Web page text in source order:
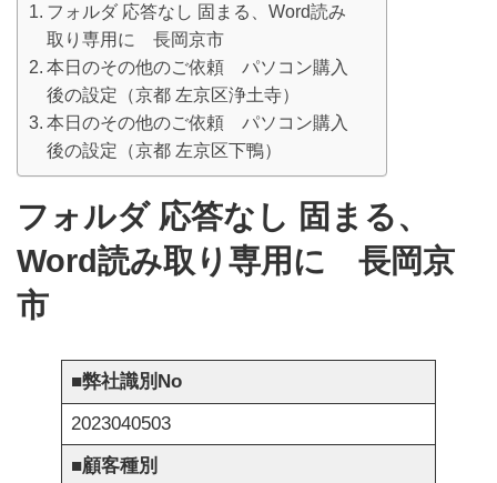
フォルダ 応答なし 固まる、Word読み
取り専用に 長岡京市
本日のその他のご依頼 パソコン購入
後の設定（京都 左京区浄土寺）
本日のその他のご依頼 パソコン購入
後の設定（京都 左京区下鴨）
フォルダ 応答なし 固まる、
Word読み取り専用に 長岡京
市
■弊社識別No
2023040503
■顧客種別